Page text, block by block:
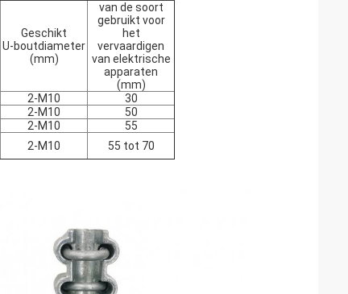
Geschikt
U-boutdiameter
(mm)
van de soort
gebruikt voor
het
vervaardigen
van elektrische
apparaten
(mm)
2-M10
30
2-M10
50
2-M10
55
2-M10 55 tot 70